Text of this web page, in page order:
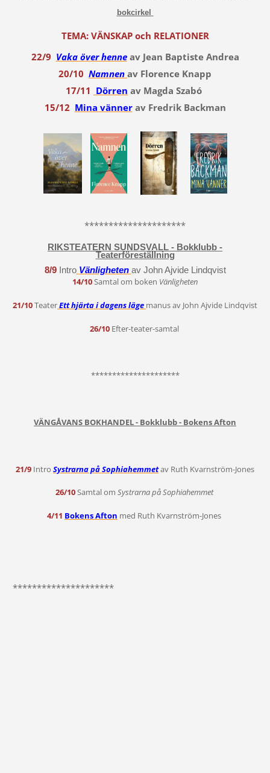
bokcirkel
TEMA: VÄNSKAP och RELATIONER
22/9 Vaka över henneav Jean Baptiste Andrea
20/10 Namnen av Florence Knapp
17/11 Dörren av Magda Szabó
15/12 Mina vännerav Fredrik Backman
*********************
RIKSTEATERN SUNDSVALL - Bokklubb -
Teaterföreställning
8/9 Intro Vänligheten av John Ajvide Lindqvist
14/10Samtal om boken Vänligheten
21/10TeaterEtt hjärta i dagens läge manus av John Ajvide Lindqvist
26/10Efter-teater-samtal
*********************
VÄNGÅVANS BOKHANDEL - Bokklubb - Bokens Afton
21/9 Intro Systrarna på Sophiahemmetav Ruth Kvarnström-Jones
26/10Samtal om Systrarna på Sophiahemmet
4/11 Bokens Afton med Ruth Kvarnström-Jones
*********************